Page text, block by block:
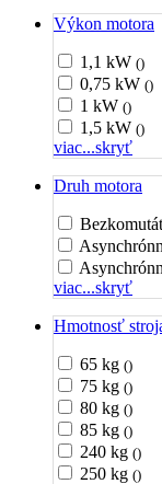
Výkon motora
1,1 kW ()
0,75 kW ()
1 kW ()
1,5 kW ()
viac...skryť
Druh motora
viac...skryť
Hmotnosť
65 kg ()
75 kg ()
80 kg ()
85 kg ()
240 kg ()
250 kg ()